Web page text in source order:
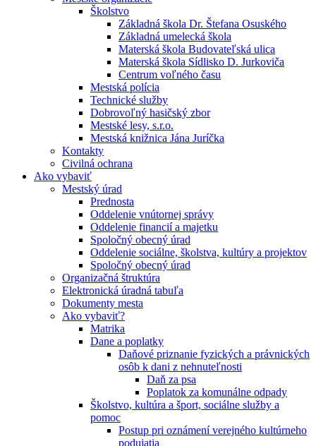
Školstvo
Základná škola Dr. Štefana Osuského
Základná umelecká škola
Materská škola Budovateľská ulica
Materská škola Sídlisko D. Jurkoviča
Centrum voľného času
Mestská polícia
Technické služby
Dobrovoľný hasičský zbor
Mestské lesy, s.r.o.
Mestská knižnica Jána Juríčka
Kontakty
Civilná ochrana
Ako vybaviť
Mestský úrad
Prednosta
Oddelenie vnútornej správy
Oddelenie financií a majetku
Spoločný obecný úrad
Oddelenie sociálne, školstva, kultúry a projektov
Spoločný obecný úrad
Organizačná štruktúra
Elektronická úradná tabuľa
Dokumenty mesta
Ako vybaviť?
Matrika
Dane a poplatky
Daňové priznanie fyzických a právnických
osôb k dani z nehnuteľnosti
Daň za psa
Poplatok za komunálne odpady
Školstvo, kultúra a šport, sociálne služby a
pomoc
Postup pri oznámení verejného kultúrneho
podujatia